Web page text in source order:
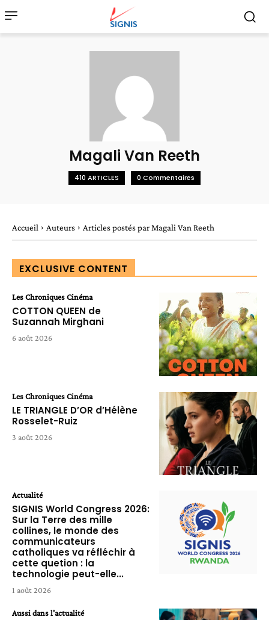
Magali Van Reeth
410 ARTICLES 0 Commentaires
Accueil Auteurs Articles postés par Magali Van Reeth
EXCLUSIVE CONTENT
Les Chroniques Cinéma
COTTON QUEEN de
Suzannah Mirghani
6 août 2026
Les Chroniques Cinéma
LE TRIANGLE D’OR d’Hélène
Rosselet-Ruiz
3 août 2026
Actualité
SIGNIS World Congress 2026:
Sur la Terre des mille
collines, le monde des
communicateurs
catholiques va réfléchir à
cette quetion : la
technologie peut-elle...
1 août 2026
Aussi dans l'actualité